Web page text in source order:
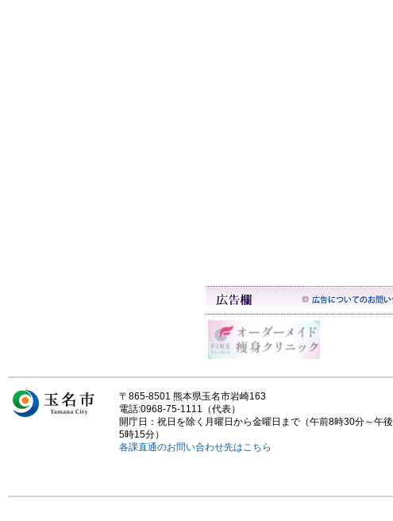
〒865-8501 熊本県玉名市岩崎163
電話:0968-75-1111（代表）
開庁日：祝日を除く月曜日から金曜日まで（午前8時30分～午後
5時15分）
各課直通のお問い合わせ先はこちら